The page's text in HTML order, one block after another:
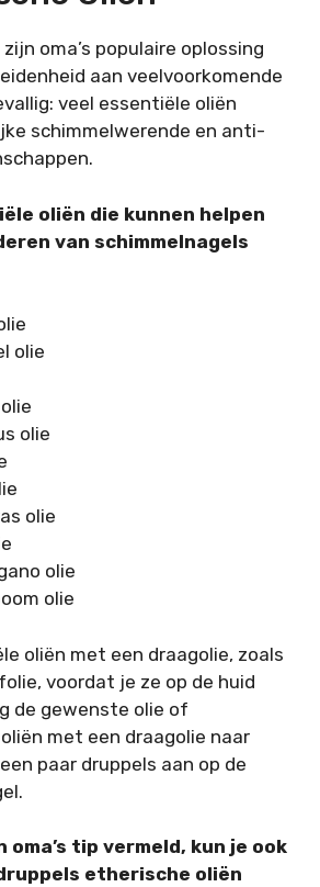
oma’s populaire oplossing
aan veelvoorkomende
veel essentiële oliën
schimmelwerende en anti-
oliën die kunnen helpen
van schimmelnagels
olie
olie
olie
olie
olie
oliën met een draagolie, zoals
voordat je ze op de huid
de gewenste olie of
met een draagolie naar
paar druppels aan op de
oma’s tip vermeld, kun je ook
etherische oliën